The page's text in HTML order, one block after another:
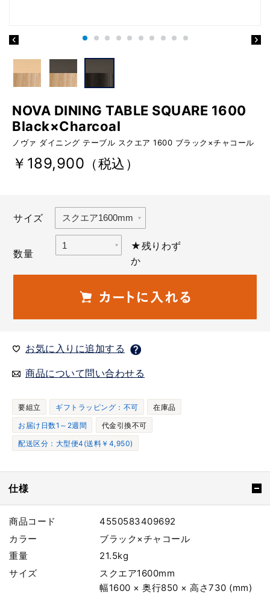
NOVA DINING TABLE SQUARE 1600
Black×Charcoal
ノヴァ ダイニング テーブル スクエア 1600 ブラック×チャコール
￥189,900 （税込）
サイズ
数量
★残りわず
か
お気に入りに追加する
商品について問い合わせる
要組立 ギフトラッピング：不可
在庫品
お届け日数1～2週間
代金引換不可
配送区分：大型便4(送料￥4,950)
仕様
商品コード
4550583409692
カラー
ブラック×チャコール
重量
21.5kg
サイズ
スクエア1600mm
幅1600 × 奥行850 × 高さ730 (mm)